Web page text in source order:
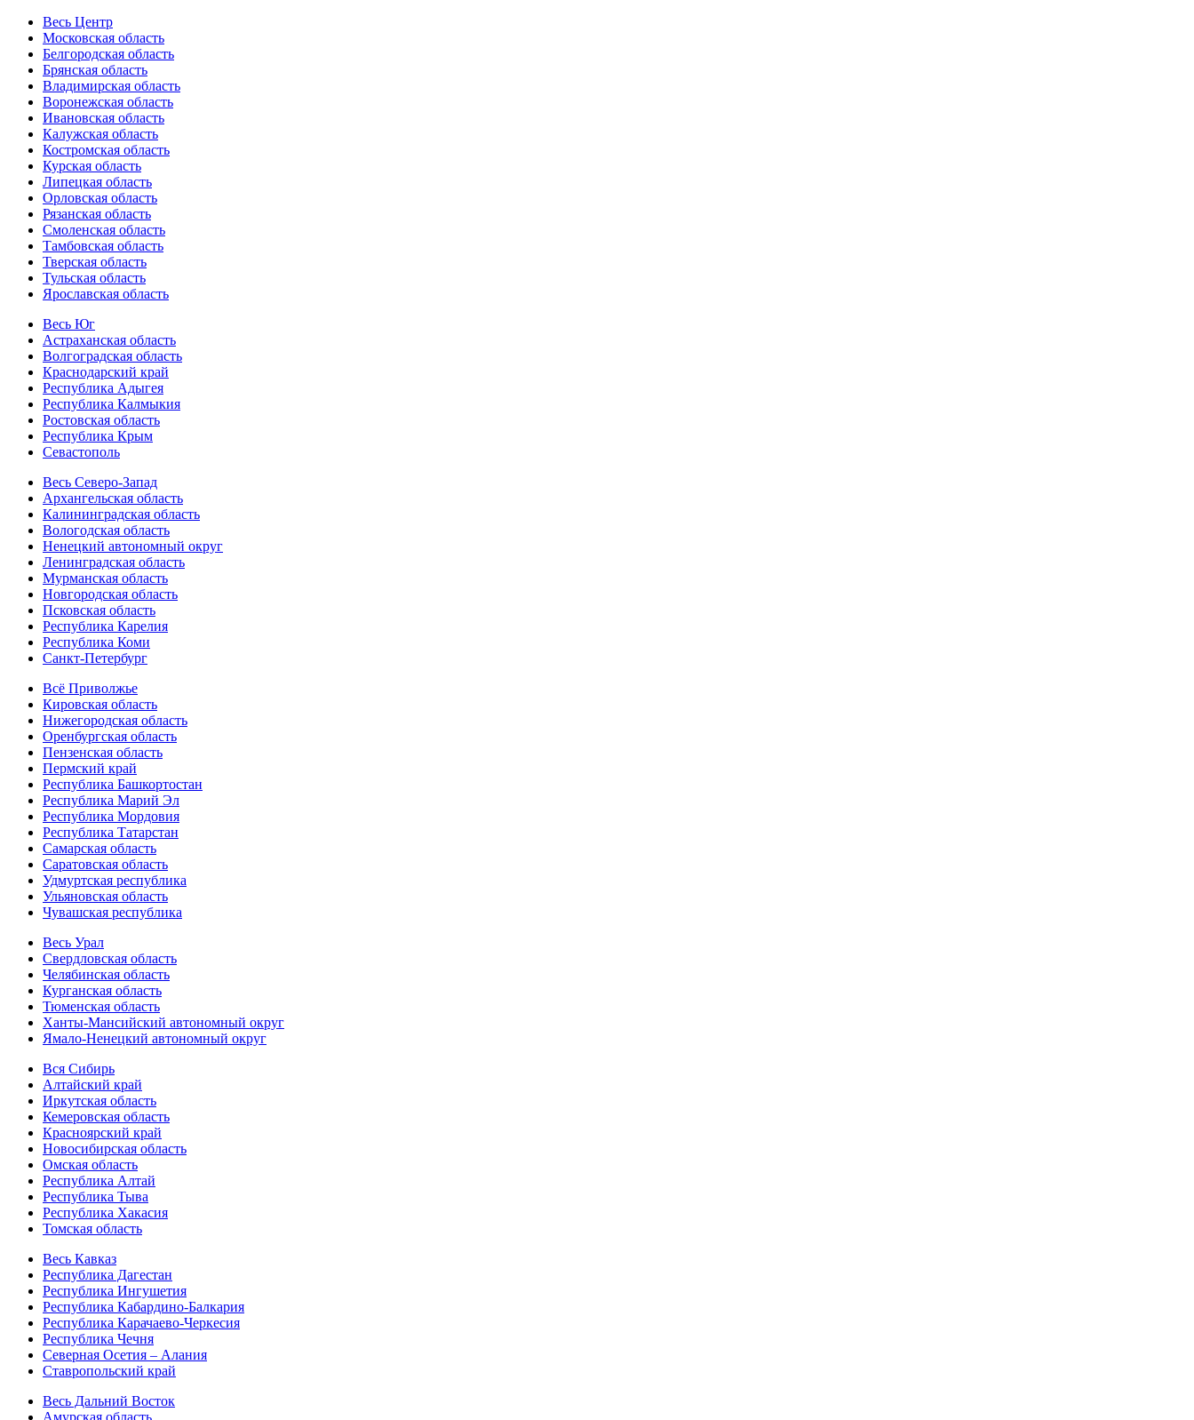
Весь Центр
Московская область
Белгородская область
Брянская область
Владимирская область
Воронежская область
Ивановская область
Калужская область
Костромская область
Курская область
Липецкая область
Орловская область
Рязанская область
Смоленская область
Тамбовская область
Тверская область
Тульская область
Ярославская область
Весь Юг
Астраханская область
Волгоградская область
Краснодарский край
Республика Адыгея
Республика Калмыкия
Ростовская область
Республика Крым
Севастополь
Весь Северо-Запад
Архангельская область
Калининградская область
Вологодская область
Ненецкий автономный округ
Ленинградская область
Мурманская область
Новгородская область
Псковская область
Республика Карелия
Республика Коми
Санкт-Петербург
Всё Приволжье
Кировская область
Нижегородская область
Оренбургская область
Пензенская область
Пермский край
Республика Башкортостан
Республика Марий Эл
Республика Мордовия
Республика Татарстан
Самарская область
Саратовская область
Удмуртская республика
Ульяновская область
Чувашская республика
Весь Урал
Свердловская область
Челябинская область
Курганская область
Тюменская область
Ханты-Мансийский автономный округ
Ямало-Ненецкий автономный округ
Вся Сибирь
Алтайский край
Иркутская область
Кемеровская область
Красноярский край
Новосибирская область
Омская область
Республика Алтай
Республика Тыва
Республика Хакасия
Томская область
Весь Кавказ
Республика Дагестан
Республика Ингушетия
Республика Кабардино-Балкария
Республика Карачаево-Черкесия
Республика Чечня
Северная Осетия – Алания
Ставропольский край
Весь Дальний Восток
Амурская область